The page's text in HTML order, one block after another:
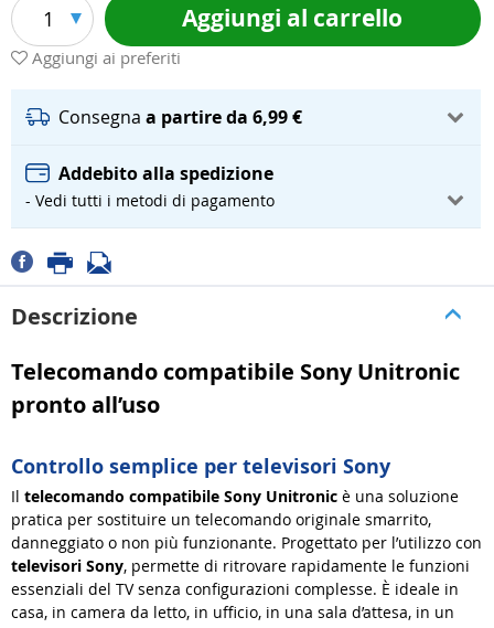
1 Aggiungi al carrello
Aggiungi ai preferiti
Consegna a partire da 6,99 €
Addebito alla spedizione
- Vedi tutti i metodi di pagamento
Descrizione
Telecomando compatibile Sony Unitronic
pronto all’uso
Controllo semplice per televisori Sony
Il telecomando compatibile Sony Unitronic è una soluzione
pratica per sostituire un telecomando originale smarrito,
danneggiato o non più funzionante. Progettato per l’utilizzo con
televisori Sony, permette di ritrovare rapidamente le funzioni
essenziali del TV senza configurazioni complesse. È ideale in
casa, in camera da letto, in ufficio, in una sala d’attesa, in un